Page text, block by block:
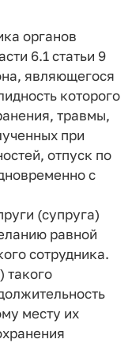
органов
6.1 статьи 9
являющегося
которого
травмы,
при
отпуск по
с
(супруга)
равной
сотрудника.
такого
месту их